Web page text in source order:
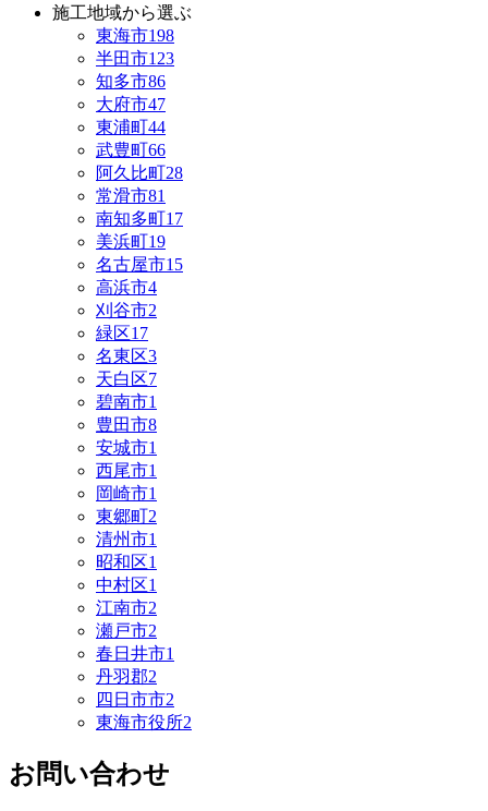
施工地域から選ぶ
東海市198
半田市123
知多市86
大府市47
東浦町44
武豊町66
阿久比町28
常滑市81
南知多町17
美浜町19
名古屋市15
高浜市4
刈谷市2
緑区17
名東区3
天白区7
碧南市1
豊田市8
安城市1
西尾市1
岡崎市1
東郷町2
清州市1
昭和区1
中村区1
江南市2
瀬戸市2
春日井市1
丹羽郡2
四日市市2
東海市役所2
お問い合わせ